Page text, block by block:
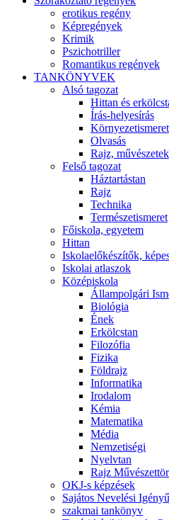
erotikus regény
Képregények
Krimik
Pszichotriller
Romantikus regények
TANKÖNYVEK
Alsó tagozat
Hittan és
Írás-helyesírás
Környezetismeret
Olvasás
Rajz, művészetek
Felső tagozat
Háztartástan
Rajz
Technika
Természetismeret
Főiskola, egyetem
Hittan
Iskolaelőkészítők,
Iskolai atlaszok
Középiskola
Állampolgári
Biológia
Ének
Erkölcstan
Filozófia
Fizika
Földrajz
Informatika
Irodalom
Kémia
Matematika
Média
Nemzetiségi
Nyelvtan
Rajz
OKJ-s képzések
Sajátos Nevelési
szakmai tankönyv